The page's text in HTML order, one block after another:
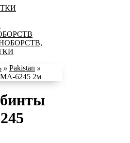
» Pakistan »
6245 2м